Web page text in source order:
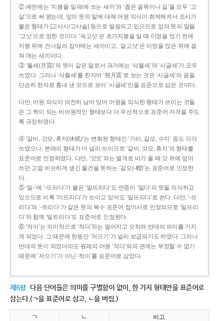
② 예전에는 ‘지붕을 일 때에 쓰는 새끼’와 ‘좁은 골목이나 길’을 모두 ‘고
샅’으로 써 왔는데, 앞의 뜻의 말에 대해 어원 의식이 희박해져서 조사가
붙은 형태가 [고사시/고사슬] 등으로 발음되고 있으므로 앞의 뜻의 말을
‘고삿’으로 정한 것이다. ‘속고삿’은 초가지붕을 일 때 이엉을 얹기 전에
지붕 위에 건너질러 잡아매는 새끼이고, ‘겉고삿’은 이엉을 얹은 위에 걸
쳐 매는 새끼이다.
③ ‘월세(月貰)’와 뜻이 같은 말로서 과거에는 ‘삭월세’와 ‘사글세’가 모두
쓰였다. 그러나 ‘삭월세’를 한자어 ‘朔月貰’로 보는 것은 ‘사글세’의 음을
단순히 한자로 흉내 낸 것으로 보아 ‘사글세’만을 표준으로 삼은 것이다.
다만, 어원 의식이 여전히 남아 있어 어원을 의식한 형태가 쓰이는 것들
은 그 짝이 되는 비어원적인 형태보다 더 우선적으로 표준어 자격을 주도
록 규정하였다.
④ ‘갈비, 갓모, 휴지(休紙)’는 변화된 형태인 ‘가리, 갈모, 수지’ 등도 각각
쓰였으나, 본래의 형태가 더 널리 쓰이므로 ‘갈비, 갓모, 휴지’의 형태를
표준어로 인정하였다. 다만, ‘갓모’와는 별개로 비가 올 때 갓 위에 덮어
쓰던 고깔 비슷하게 생긴 물건을 뜻하는 ‘갈모(-帽)’는 표준어로 인정한
다.
⑤ ‘밀-’에 ‘-뜨리다’가 붙은 ‘밀뜨리다’도 언중이 ‘밀다’의 뜻을 의식하고
있으므로 비록 ‘미뜨리다’가 쓰이고 있어도 ‘밀뜨리다’로 쓴다. 다만, ‘-뜨
리다’와 ‘-트리다’가 같은 뜻의 복수 표준어 접미사로 인정되므로 ‘밀뜨리
다’와 함께 ‘밀트리다’도 표준어로 인정된다.
⑥ ‘적이’는 의미적으로 ‘적다’와는 멀어지고 오히려 반대의 의미를 가지
게 되었다. 그 때문에 한동안 ‘저으기’가 널리 보급되기도 하였다. 그러나
반대의 뜻이 되었더라도 원래의 어원 ‘적다’와의 관계는 부정할 수 없기
때문에 ‘저으기’가 아닌 ‘적이’를 표준어로 삼았다.
제6항 다음 단어들은 의미를 구별함이 없이, 한 가지 형태만을 표준어로
삼는다.(ㄱ을 표준어로 삼고, ㄴ을 버림.)
ㄱ ㄴ 비고